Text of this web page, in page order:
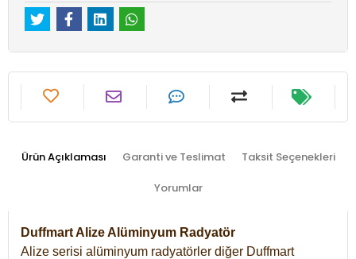
Ürün Açıklaması Garanti ve Teslimat Taksit Seçenekleri
Yorumlar
Duffmart Alize Alüminyum Radyatör
Alize serisi alüminyum radyatörler diğer Duffmart